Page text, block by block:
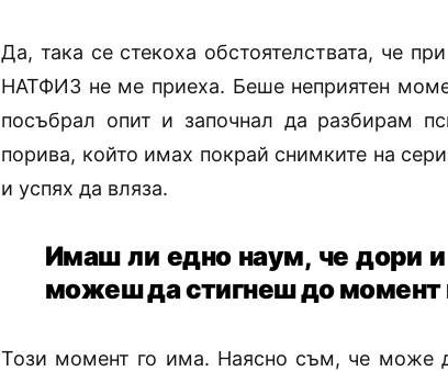
Да, така се стекоха обстоятелствата, че
НАТФИЗ не ме приеха. Беше неприятен
посъбрал опит и започнал да разбирам
порива, който имах покрай снимките на
и успях да вляза.
Имаш ли едно наум, че дори
можеш да стигнеш до момент
Този момент го има. Наясно съм, че може